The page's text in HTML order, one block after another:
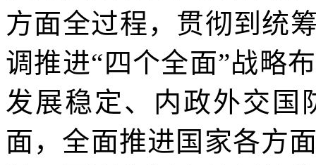
方面全过程，贯彻到统
调推进“四个全面”战略
发展稳定、内政外交国
面，全面推进国家各方